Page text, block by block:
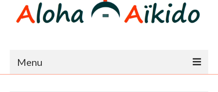
Menu